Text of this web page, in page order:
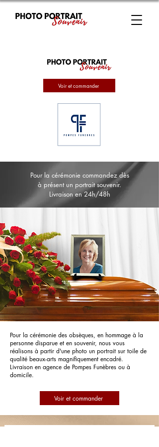
Voir et commander
Pour la cérémonie commandez dès
à présent un portrait souvenir.
Livraison en 24h/48h
Pour la cérémonie des obsèques, en hommage à la
personne disparue et en souvenir, nous vous
réalisons à partir d'une photo un portrait sur toile de
qualité beaux-arts magnifiquement encadré.
Livraison en agence de Pompes Funèbres ou à
domicile.
Voir et commander